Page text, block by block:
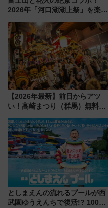
2026年「河口湖湖上祭」を楽し
ススメ
【2026年最新】前日からアツ
い！高崎まつり（群馬）無料観
しまで
としまえんの流れるプールが西
武園ゆうえんちで復活!? 100周